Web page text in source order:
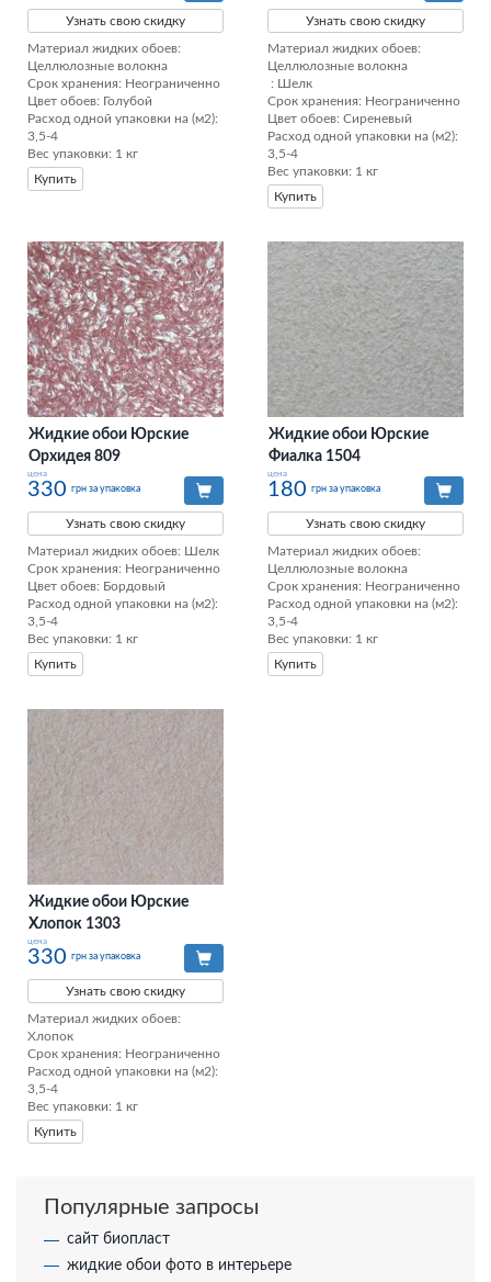
Узнать свою скидку
Материал жидких обоев:
Целлюлозные волокна
Срок хранения: Неограниченно
Цвет обоев: Голубой
Расход одной упаковки на (м2):
3,5-4
Вес упаковки: 1 кг
Купить
Узнать свою скидку
Материал жидких обоев:
Целлюлозные волокна
: Шелк
Срок хранения: Неограниченно
Цвет обоев: Сиреневый
Расход одной упаковки на (м2):
3,5-4
Вес упаковки: 1 кг
Купить
Жидкие обои Юрские
Орхидея 809
цена
330 грн за упаковка
Узнать свою скидку
Материал жидких обоев: Шелк
Срок хранения: Неограниченно
Цвет обоев: Бордовый
Расход одной упаковки на (м2):
3,5-4
Вес упаковки: 1 кг
Купить
Жидкие обои Юрские
Фиалка 1504
цена
180 грн за упаковка
Узнать свою скидку
Материал жидких обоев:
Целлюлозные волокна
Срок хранения: Неограниченно
Расход одной упаковки на (м2):
3,5-4
Вес упаковки: 1 кг
Купить
Жидкие обои Юрские
Хлопок 1303
цена
330 грн за упаковка
Узнать свою скидку
Материал жидких обоев:
Хлопок
Срок хранения: Неограниченно
Расход одной упаковки на (м2):
3,5-4
Вес упаковки: 1 кг
Купить
Популярные запросы
сайт биопласт
жидкие обои фото в интерьере